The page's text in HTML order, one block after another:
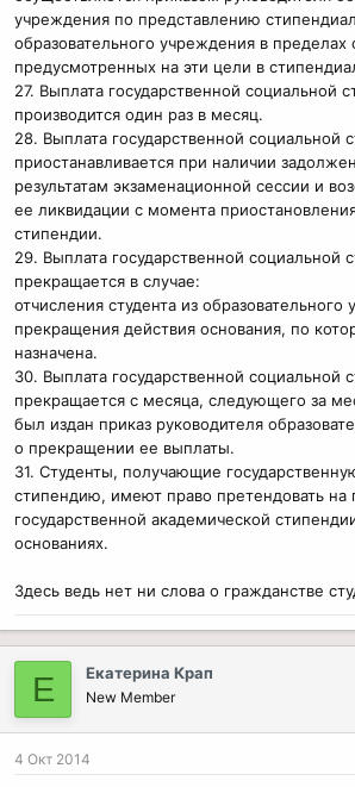
учреждения по представлению
образовательного учреждения в пределах
предусмотренных на эти цели в
27. Выплата государственной социальной
производится один раз в месяц.
28. Выплата государственной социальной
приостанавливается при наличии
результатам экзаменационной сессии и
ее ликвидации с момента
стипендии.
29. Выплата государственной социальной
прекращается в случае:
отчисления студента из образовательного
прекращения действия основания, по
назначена.
30. Выплата государственной социальной
прекращается с месяца, следующего за
был издан приказ руководителя
о прекращении ее выплаты.
31. Студенты, получающие
стипендию, имеют право претендовать на
государственной академической
основаниях.
Здесь ведь нет ни слова о гражданстве
Е Екатерина Крап
New Member
4 Окт 2014